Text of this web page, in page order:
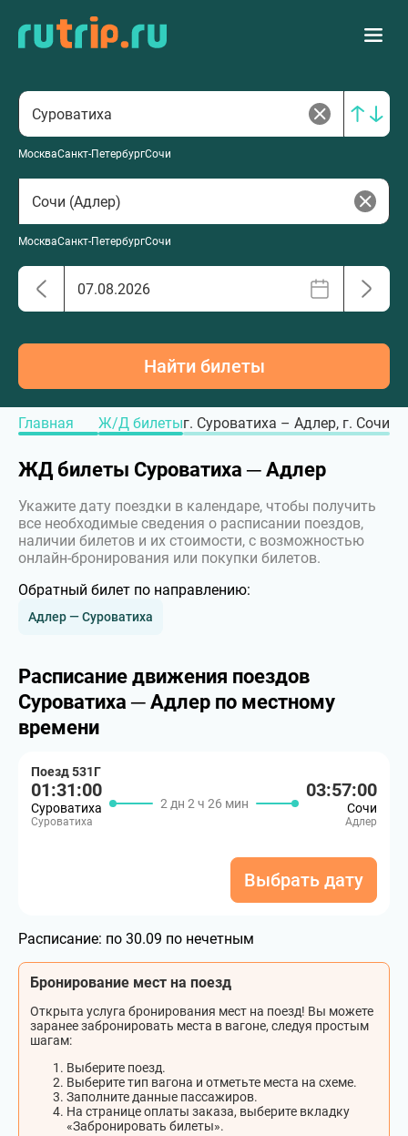
МоскваСанкт-ПетербургСочи
МоскваСанкт-ПетербургСочи
Найти билеты
Главная Ж/Д билетыг. Суроватиха – Адлер, г. Сочи
ЖД билеты Суроватиха ─ Адлер
Укажите дату поездки в календаре, чтобы получить
все необходимые сведения о расписании поездов,
наличии билетов и их стоимости, с возможностью
онлайн-бронирования или покупки билетов.
Обратный билет по направлению:
Адлер — Суроватиха
Расписание движения поездов
Суроватиха ─ Адлер по местному
времени
Поезд 531Г
01:31:00
Суроватиха
Суроватиха
2 дн 2 ч 26 мин
03:57:00
Сочи
Адлер
Выбрать дату
Расписание: по 30.09 по нечетным
Бронирование мест на поезд
Открыта услуга бронирования мест на поезд! Вы можете
заранее забронировать места в вагоне, следуя простым
шагам:
Выберите поезд.
Выберите тип вагона и отметьте места на схеме.
Заполните данные пассажиров.
На странице оплаты заказа, выберите вкладку
«Забронировать билеты».